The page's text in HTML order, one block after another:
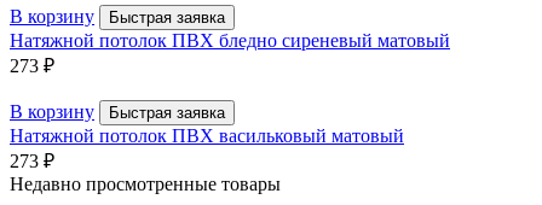
В корзину Быстрая заявка
Натяжной потолок ПВХ бледно сиреневый матовый
273 ₽
В корзину Быстрая заявка
Натяжной потолок ПВХ васильковый матовый
273 ₽
Недавно просмотренные товары